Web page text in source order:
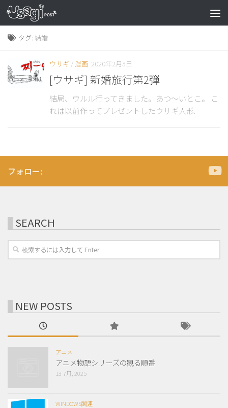
タグ: 結婚
ウサギ /漫画 2020年2月3日
[ウサギ] 新婚旅行第2弾
結局、ウルル行ってきました。あつ～いとこ。 こ
れは以前作ってプレゼントしたウサギ人形.
フォロー:
SEARCH
NEW POSTS
アニメ
アニメ物語シリーズの観る順番
13 7月, 2025
WINDOWS関連